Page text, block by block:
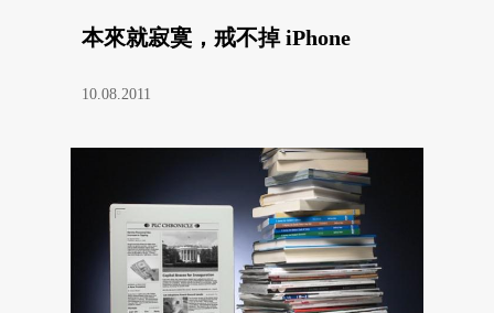
本來就寂寞，戒不掉 iPhone
10.08.2011